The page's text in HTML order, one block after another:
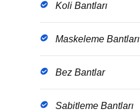
Koli Bantları
Maskeleme Bantları
Bez Bantlar
Sabitleme Bantları